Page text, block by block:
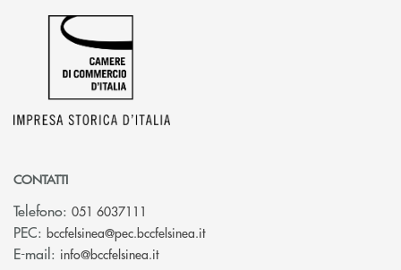
CONTATTI
Telefono: 051 6037111
PEC: bccfelsinea@pec.bccfelsinea.it(si apre l’app di posta
E-mail: info@bccfelsinea.it(si apre l’app di posta elettronica)